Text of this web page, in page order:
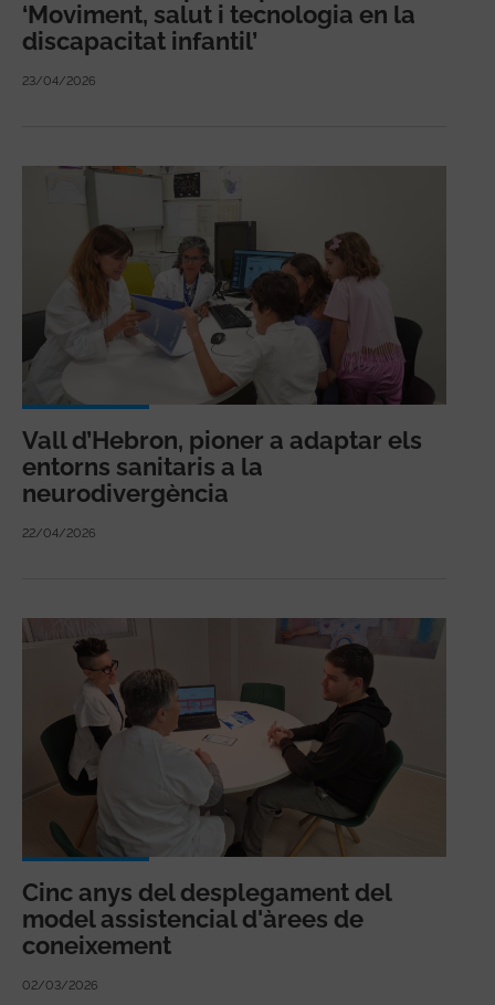
‘Moviment, salut i tecnologia en la
discapacitat infantil’
23/04/2026
Vall d’Hebron, pioner a adaptar els
entorns sanitaris a la
neurodivergència
22/04/2026
Cinc anys del desplegament del
model assistencial d'àrees de
coneixement
02/03/2026